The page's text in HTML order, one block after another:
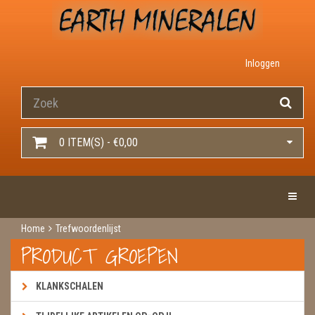
Inloggen
0 ITEM(S) - €0,00
Home Trefwoordenlijst
PRODUCT GROEPEN
KLANKSCHALEN